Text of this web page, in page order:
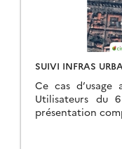
SUIVI INFRAS
Ce cas
Utilisateurs du
présentation